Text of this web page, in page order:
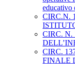
educativo
CIRC.N.
CIRC. N.
CIRC.
FINALE